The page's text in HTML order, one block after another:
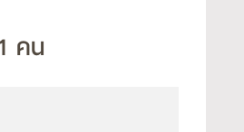
คน